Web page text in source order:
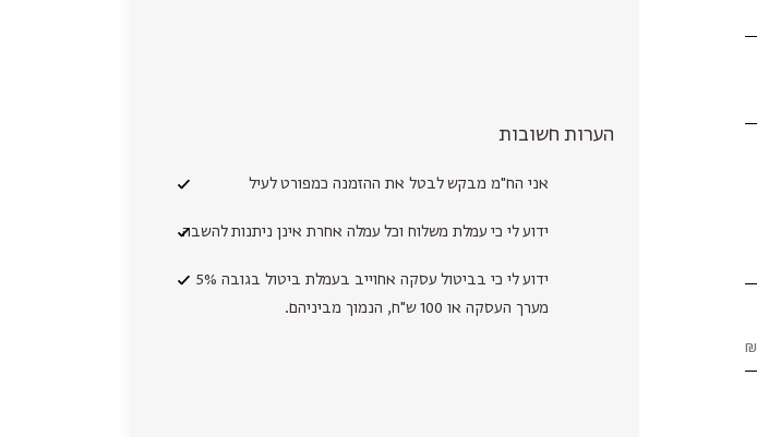
₪
הערות חשובות
אני הח"מ מבקש לבטל את ההזמנה כמפורט לעיל
ידוע לי כי עמלת משלוח וכל עמלה אחרת אינן ניתנות להשבה
ידוע לי כי בביטול עסקה אחוייב בעמלת ביטול בגובה 5%
מערך העסקה או 100 ש"ח, הנמוך מביניהם.